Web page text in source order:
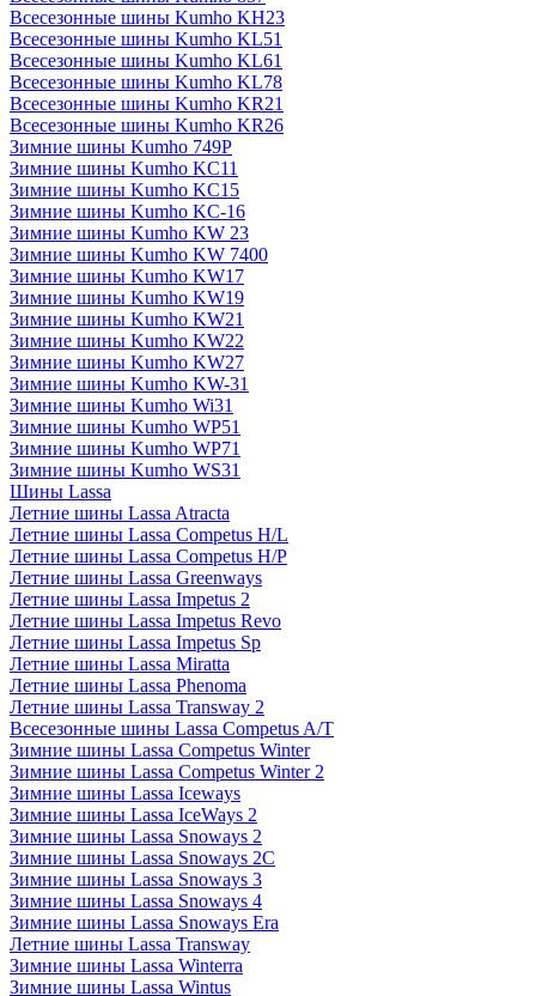
Всесезонные шины Kumho KH23
Всесезонные шины Kumho KL51
Всесезонные шины Kumho KL61
Всесезонные шины Kumho KL78
Всесезонные шины Kumho KR21
Всесезонные шины Kumho KR26
Зимние шины Kumho 749P
Зимние шины Kumho KC11
Зимние шины Kumho KC15
Зимние шины Kumho KC-16
Зимние шины Kumho KW 23
Зимние шины Kumho KW 7400
Зимние шины Kumho KW17
Зимние шины Kumho KW19
Зимние шины Kumho KW21
Зимние шины Kumho KW22
Зимние шины Kumho KW27
Зимние шины Kumho KW-31
Зимние шины Kumho Wi31
Зимние шины Kumho WP51
Зимние шины Kumho WP71
Зимние шины Kumho WS31
Шины Lassa
Летние шины Lassa Atracta
Летние шины Lassa Competus H/L
Летние шины Lassa Competus H/P
Летние шины Lassa Greenways
Летние шины Lassa Impetus 2
Летние шины Lassa Impetus Revo
Летние шины Lassa Impetus Sp
Летние шины Lassa Miratta
Летние шины Lassa Phenoma
Летние шины Lassa Transway 2
Всесезонные шины Lassa Competus A/T
Зимние шины Lassa Competus Winter
Зимние шины Lassa Competus Winter 2
Зимние шины Lassa Iceways
Зимние шины Lassa IceWays 2
Зимние шины Lassa Snoways 2
Зимние шины Lassa Snoways 2C
Зимние шины Lassa Snoways 3
Зимние шины Lassa Snoways 4
Зимние шины Lassa Snoways Era
Летние шины Lassa Transway
Зимние шины Lassa Winterra
Зимние шины Lassa Wintus